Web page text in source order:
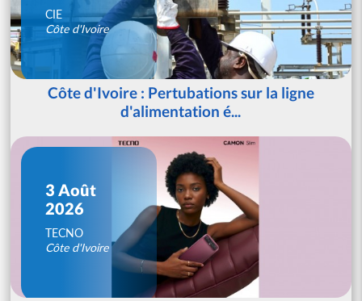
CIE
Côte d'Ivoire
Côte d'Ivoire : Pertubations sur la ligne
d'alimentation é...
3 Août
2026
TECNO
Côte d'Ivoire